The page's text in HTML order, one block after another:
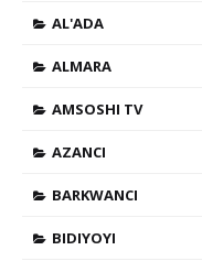
AL'ADA
ALMARA
AMSOSHI TV
AZANCI
BARKWANCI
BIDIYOYI